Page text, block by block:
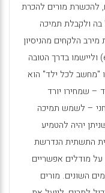
להכשרת מורים להכרת
בה ולקבלת תמיכה
הלקחים מהניסיון
) וליישמו בדרך הטובה
"מחשב לכל ילד" הוא
שמחירו יורד
– לשמש תמיכה
יהיה להטמיע
התשתית הנדרשת
מודלים אפשריים
השונים. מורים